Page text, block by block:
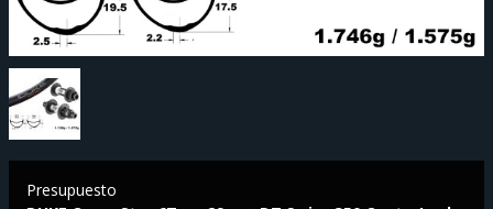
Presupuesto